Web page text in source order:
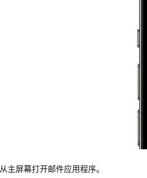
从主屏幕打开邮件应用程序。